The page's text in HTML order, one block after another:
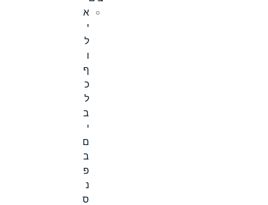
א
י
ל
ו
ף
כ
ל
ב
י
ם
ב
פ
נ
ס